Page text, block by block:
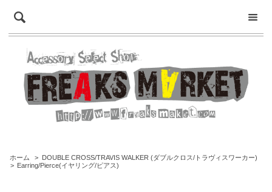
ホーム > DOUBLE CROSS/TRAVIS WALKER (ダブルクロス/トラヴィスワーカー)
> Earring/Pierce(イヤリング/ピアス)